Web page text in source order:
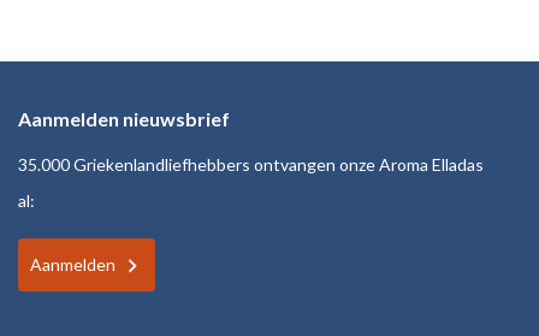
Aanmelden nieuwsbrief
35.000 Griekenlandliefhebbers ontvangen onze Aroma Elladas
al:
Aanmelden